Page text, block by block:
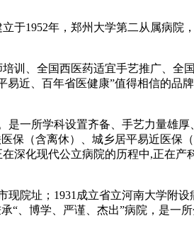
1952年，郑州大学第二从属病院
、全国西医药适宜手艺推广、全
近、百年省医健康”值得相信的品
一所学科设置齐备、手艺力量雄厚
保（含离休）、城乡居平易近医保
深化现代公立病院的历程中,正在产
院址；1931成立省立河南大学附设
“、博学、严谨、杰出”病院，是一